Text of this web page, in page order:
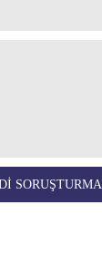
SORUŞTURMA